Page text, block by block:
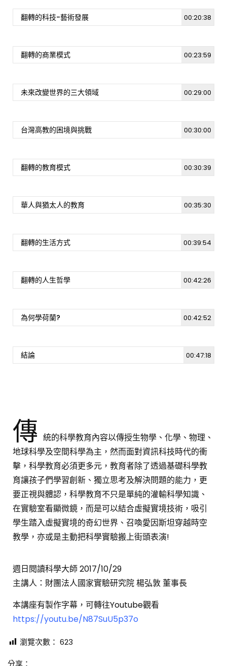
722 0
860
資訊安全威脅與防護 [週日閱讀科學大師-1513]
1.1K 5
[週日閱讀科學大師-1502]“看”懂蟬鳴鳥叫
應用
19K 326
[週日閱讀科學大師-1501]台灣黑熊的美麗與哀
愁
[週日閱讀科學大師-1508]聲音生態與保育
翻轉的科技-藝術發展 00:20:38
翻轉的商業模式 00:23:59
未來改變世界的三大領域 00:29:00
台灣高教的困境與挑戰 00:30:00
翻轉的教育模式 00:30:39
華人與猶太人的教育 00:35:30
翻轉的生活方式 00:39:54
翻轉的人生哲學 00:42:26
為何學荷蘭? 00:42:52
結論 00:47:18
傳 統的科學教育內容以傳授生物學、化學、物理、
地球科學及空間科學為主，然而面對資訊科技時代的衝
擊，科學教育必須更多元，教育者除了透過基礎科學教
育讓孩子們學習創新、獨立思考及解決問題的能力，更
要正視與體認，科學教育不只是單純的灌輸科學知識、
在實驗室看顯微鏡，而是可以結合虛擬實境技術，吸引
學生踏入虛擬實境的奇幻世界、召喚愛因斯坦穿越時空
教學，亦或是主動把科學實驗搬上街頭表演!
週日閱讀科學大師 2017/10/29
主講人：財團法人國家實驗研究院 楊弘敦 董事長
本講座有製作字幕，可轉往Youtube觀看
https://youtu.be/N87SuU5p37o
瀏覽次數： 623
分享：